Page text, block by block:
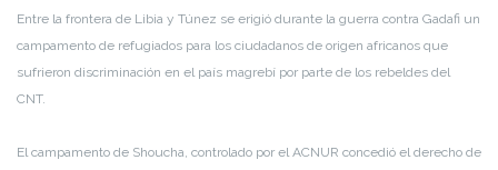
Entre la frontera de Libia y Túnez se erigió durante la guerra contra Gadafi un
campamento de refugiados para los ciudadanos de origen africanos que
sufrieron discriminación en el país magrebí por parte de los rebeldes del
CNT.
El campamento de Shoucha, controlado por el ACNUR concedió el derecho de